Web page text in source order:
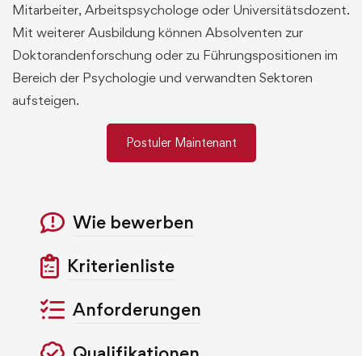
Mitarbeiter, Arbeitspsychologe oder Universitätsdozent.
Mit weiterer Ausbildung können Absolventen zur
Doktorandenforschung oder zu Führungspositionen im
Bereich der Psychologie und verwandten Sektoren
aufsteigen.
Postuler Maintenant
Wie bewerben
Kriterienliste
Anforderungen